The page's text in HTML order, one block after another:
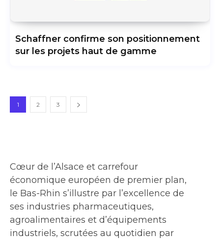
Schaffner confirme son positionnement
sur les projets haut de gamme
1 2 3
Cœur de l’Alsace et carrefour
économique européen de premier plan,
le Bas-Rhin s’illustre par l’excellence de
ses industries pharmaceutiques,
agroalimentaires et d’équipements
industriels, scrutées au quotidien par